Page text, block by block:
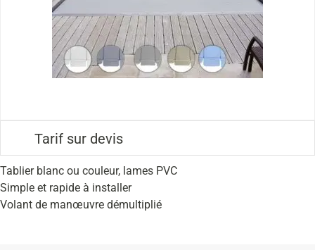
Tarif sur devis
Tablier blanc ou couleur, lames PVC
Simple et rapide à installer
Volant de manœuvre démultiplié